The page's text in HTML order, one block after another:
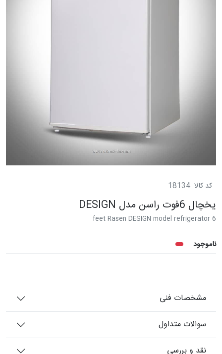
کد کالا 18134
یخچال 6فوت راسن مدل DESIGN
6 feet Rasen DESIGN model refrigerator
ناموجود
مشخصات فنی
سوالات متداول
نقد و بررسی